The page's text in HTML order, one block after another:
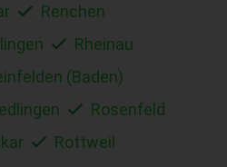
Renchen
Rheinau
(Baden)
Rosenfeld
Rottweil